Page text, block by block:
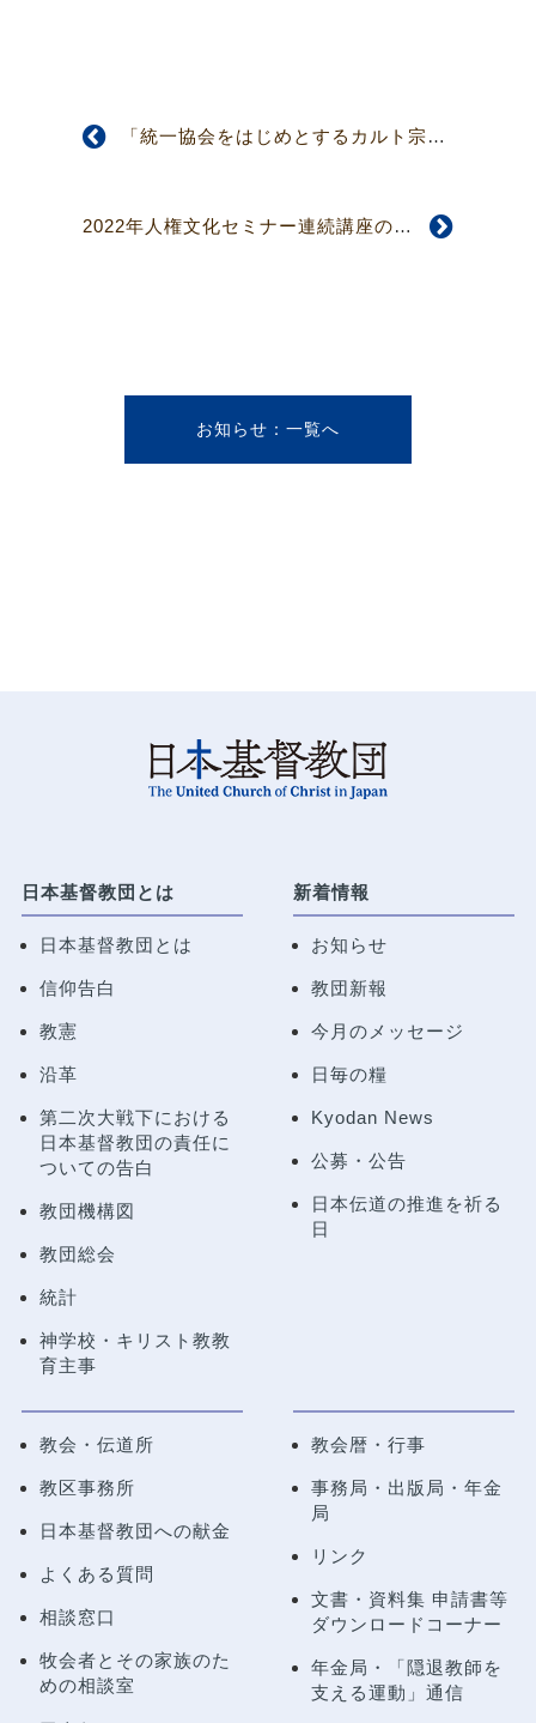
「統一協会をはじめとするカルト宗教」のメール相談を受け付けます
2022年人権文化セミナー連続講座のお知らせ（第３回）
お知らせ
日本基督教団とは
日本基督教団とは
信仰告白
教憲
沿革
第二次大戦下における
日本基督教団の責任に
ついての告白
教団機構図
教団総会
統計
神学校・キリスト教教
育主事
新着情報
お知らせ
教団新報
今月のメッセージ
日毎の糧
Kyodan News
公募・公告
日本伝道の推進を祈る
日
教会・伝道所
教区事務所
日本基督教団への献金
よくある質問
相談窓口
牧会者とその家族のた
めの相談室
教会暦・行事
事務局・出版局・年金
局
リンク
文書・資料集 申請書等
ダウンロードコーナー
年金局・
「隠退教師を
支える運動」通信